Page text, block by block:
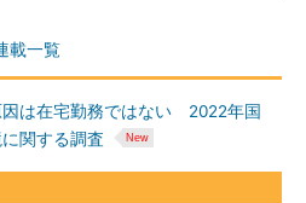
載一覧
因は在宅勤務ではない 2022年国
関する調査